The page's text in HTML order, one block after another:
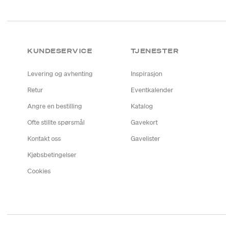
KUNDESERVICE
Levering og avhenting
Retur
Angre en bestilling
Ofte stillte spørsmål
Kontakt oss
Kjøbsbetingelser
Cookies
TJENESTER
Inspirasjon
Eventkalender
Katalog
Gavekort
Gavelister